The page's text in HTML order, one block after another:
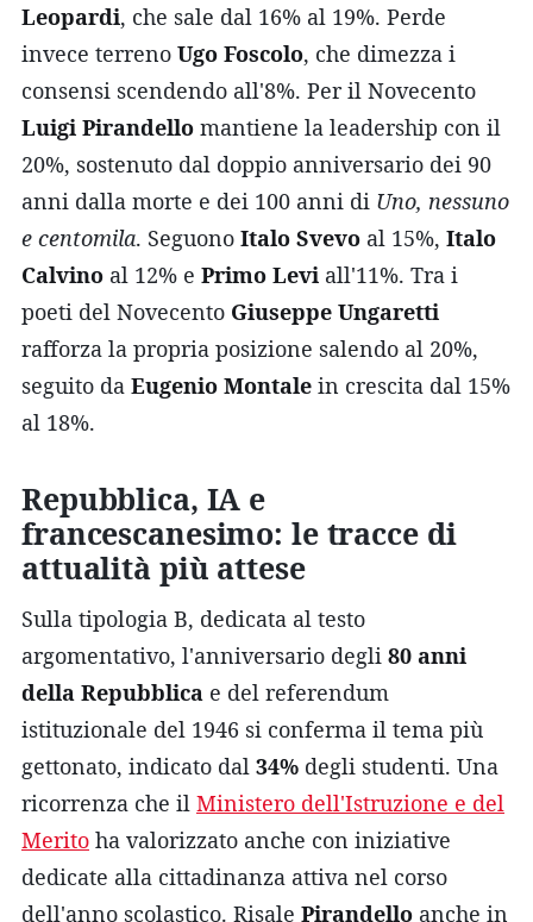
Leopardi, che sale dal 16% al 19%. Perde
invece terreno Ugo Foscolo, che dimezza i
consensi scendendo all'8%. Per il Novecento
Luigi Pirandello mantiene la leadership con il
20%, sostenuto dal doppio anniversario dei 90
anni dalla morte e dei 100 anni di Uno, nessuno
e centomila. Seguono Italo Svevo al 15%, Italo
Calvino al 12% e Primo Levi all'11%. Tra i
poeti del Novecento Giuseppe Ungaretti
rafforza la propria posizione salendo al 20%,
seguito da Eugenio Montale in crescita dal 15%
al 18%.
Repubblica, IA e
francescanesimo: le tracce di
attualità più attese
Sulla tipologia B, dedicata al testo
argomentativo, l'anniversario degli 80 anni
della Repubblica e del referendum
istituzionale del 1946 si conferma il tema più
gettonato, indicato dal 34% degli studenti. Una
ricorrenza che il Ministero dell'Istruzione e del
Merito ha valorizzato anche con iniziative
dedicate alla cittadinanza attiva nel corso
dell'anno scolastico. Risale Pirandello anche in